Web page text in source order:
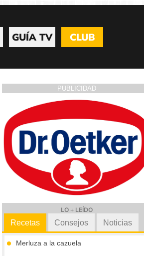
GUÍA TV CLUB
PUBLICIDAD
LO + LEÍDO
Recetas
Merluza a la cazuela
Consejos Noticias